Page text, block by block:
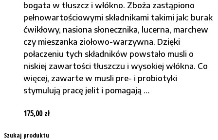
bogata w tłuszcz i włókno. Zboża zastąpiono
pełnowartościowymi składnikami takimi jak: burak
ćwikłowy, nasiona słonecznika, lucerna, marchew
czy mieszanka ziołowo-warzywna. Dzięki
połaczeniu tych składników powstało musli o
niskiej zawartości tłuszczu i wysokiej włókna. Co
więcej, zawarte w musli pre- i probiotyki
stymulują pracę jelit i pomagają …
175,00zł
Szukaj produktu